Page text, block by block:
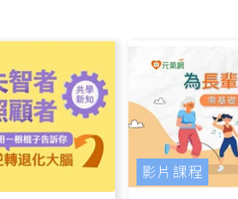
影片課程